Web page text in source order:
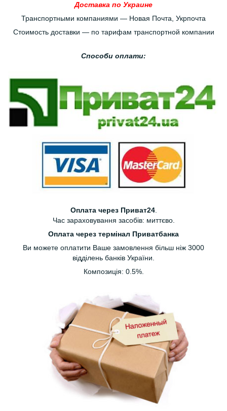
Доставка по Украине
Транспортными компаниями — Новая Почта, Укрпочта
Стоимость доставки — по тарифам транспортной компании
Способи оплати:
Оплата через Приват24.
Час зараховування засобів: миттєво.
Оплата через термінал Приватбанка
Ви можете оплатити Ваше замовлення більш ніж 3000
відділень банків України.
Композиція: 0.5%.